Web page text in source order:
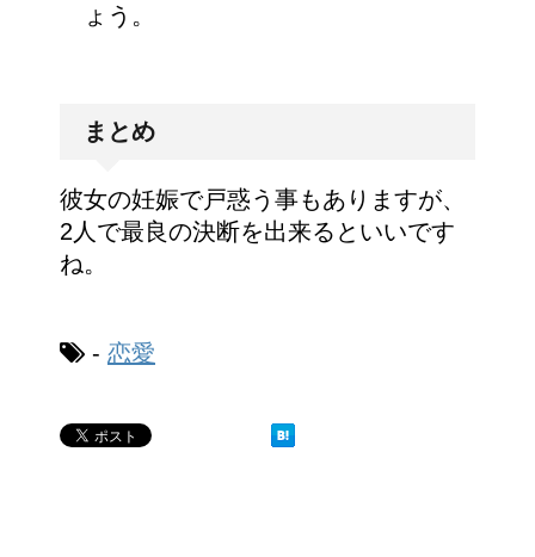
ょう。
まとめ
彼女の妊娠で戸惑う事もありますが、
2人で最良の決断を出来るといいです
ね。
- 恋愛